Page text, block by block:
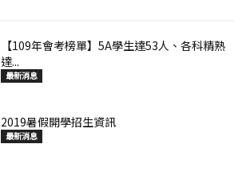
【109年會考榜單】5A學生達53人、各科精熟
達...
最新消息
2019暑假開學招生資訊
最新消息